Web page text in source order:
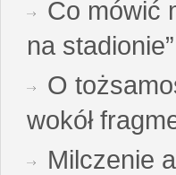
Co mówić
na
O
wokół
Milczenie